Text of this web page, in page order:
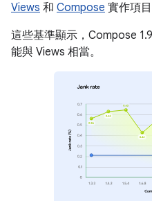
Views 和 Compose 實作項目
這些基準顯示，Compose
能與 Views 相當。